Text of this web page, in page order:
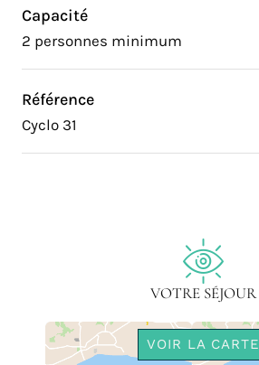
Capacité
2 personnes minimum
Référence
Cyclo 31
VOTRE SÉJOUR
VOIR LA CARTE